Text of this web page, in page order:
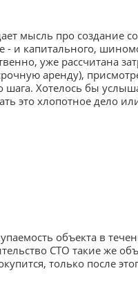
мысль про создание
- и капитального,
уже рассчитана
аренду),
шага. Хотелось бы
это хлопотное дело
объекта в
СТО такие же
только после